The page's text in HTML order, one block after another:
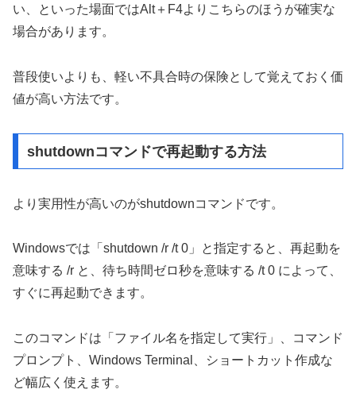
い、といった場面ではAlt＋F4よりこちらのほうが確実な
場合があります。
普段使いよりも、軽い不具合時の保険として覚えておく価
値が高い方法です。
shutdownコマンドで再起動する方法
より実用性が高いのがshutdownコマンドです。
Windowsでは「shutdown /r /t 0」と指定すると、再起動を
意味する /r と、待ち時間ゼロ秒を意味する /t 0 によって、
すぐに再起動できます。
このコマンドは「ファイル名を指定して実行」、コマンド
プロンプト、Windows Terminal、ショートカット作成な
ど幅広く使えます。